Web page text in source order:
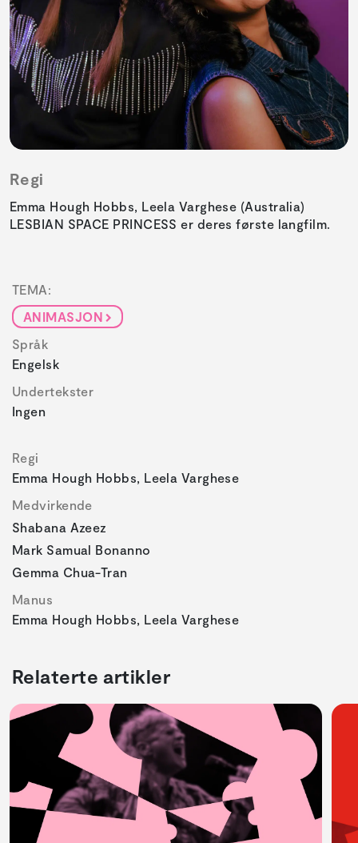
Regi
Emma Hough Hobbs, Leela Varghese (Australia)
LESBIAN SPACE PRINCESS er deres første langfilm.
TEMA:
ANIMASJON
Språk
Engelsk
Undertekster
Ingen
Regi
Emma Hough Hobbs, Leela Varghese
Medvirkende
Shabana Azeez
Mark Samual Bonanno
Gemma Chua-Tran
Manus
Emma Hough Hobbs, Leela Varghese
Relaterte artikler